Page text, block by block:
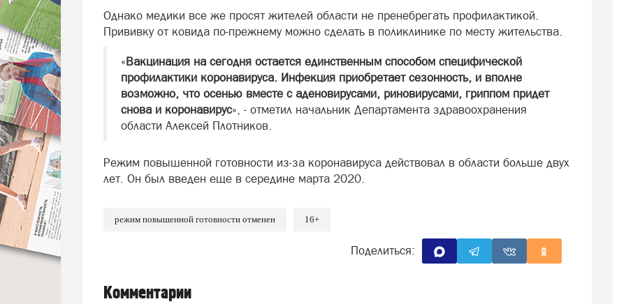
Однако медики все же просят жителей области не пренебрегать профилактикой.
Прививку от ковида по-прежнему можно сделать в поликлинике по месту жительства.
«Вакцинация на сегодня остается единственным способом специфической
профилактики коронавируса. Инфекция приобретает сезонность, и вполне
возможно, что осенью вместе с аденовирусами, риновирусами, гриппом придет
снова и коронавирус», - отметил начальник Департамента здравоохранения
области Алексей Плотников.
Режим повышенной готовности из-за коронавируса действовал в области больше двух
лет. Он был введен еще в середине марта 2020.
режим повышенной готовности отменен 16+
Поделиться:
Комментарии